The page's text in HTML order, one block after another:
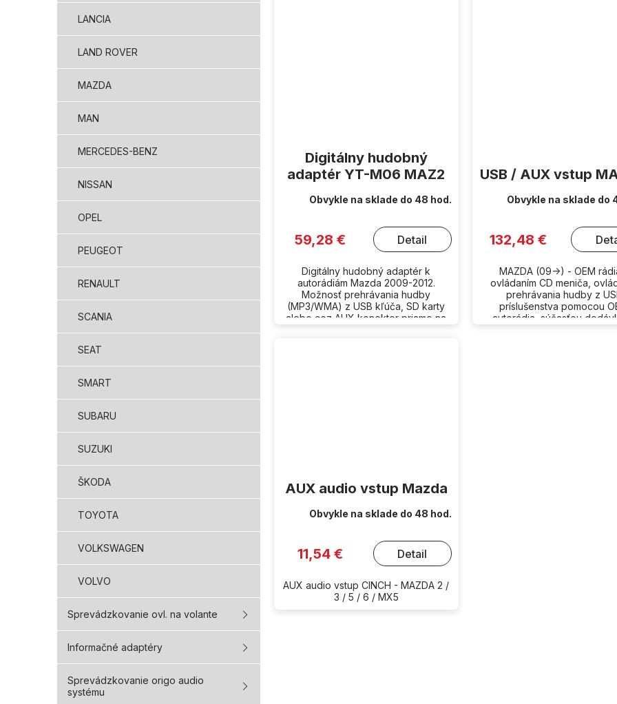
LANCIA
LAND ROVER
MAZDA
MAN
MERCEDES-BENZ
NISSAN
OPEL
PEUGEOT
RENAULT
SCANIA
SEAT
SMART
SUBARU
SUZUKI
ŠKODA
TOYOTA
VOLKSWAGEN
VOLVO
Sprevádzkovanie ovl. na volante
Informačné adaptéry
Sprevádzkovanie origo audio
systému
Digitálny hudobný
adaptér YT-M06 MAZ2
Obvykle na sklade do 48 hod.
59,28 € Detail
Digitálny hudobný adaptér k
autorádiám Mazda 2009-2012.
Možnosť prehrávania hudby
(MP3/WMA) z USB kľúča, SD karty
alebo cez AUX konektor priamo na
USB / AUX vstup
Obvykle na sklade do
132,48 €
MAZDA (09->) - OEM
ovládaním CD meniča,
prehrávania hudby z
príslušenstva pomocou
autorádia, súčasťou
AUX audio vstup Mazda
Obvykle na sklade do 48 hod.
11,54 € Detail
AUX audio vstup CINCH - MAZDA 2 /
3 / 5 / 6 / MX5